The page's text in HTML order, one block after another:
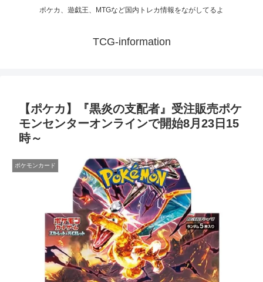
ポケカ、遊戯王、MTGなど国内トレカ情報をながしてるよ
TCG-information
【ポケカ】『黒炎の支配者』受注販売ポケ
モンセンターオンラインで開始8月23日15
時～
ポケモンカード